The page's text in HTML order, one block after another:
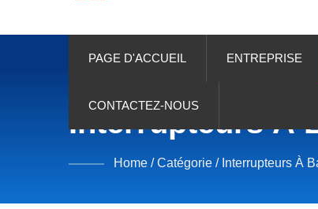
PAGE D'ACCUEIL ENTREPRISE
CONTACTEZ-NOUS
Interrupteurs À
Home / Catégorie / Interrupteurs À